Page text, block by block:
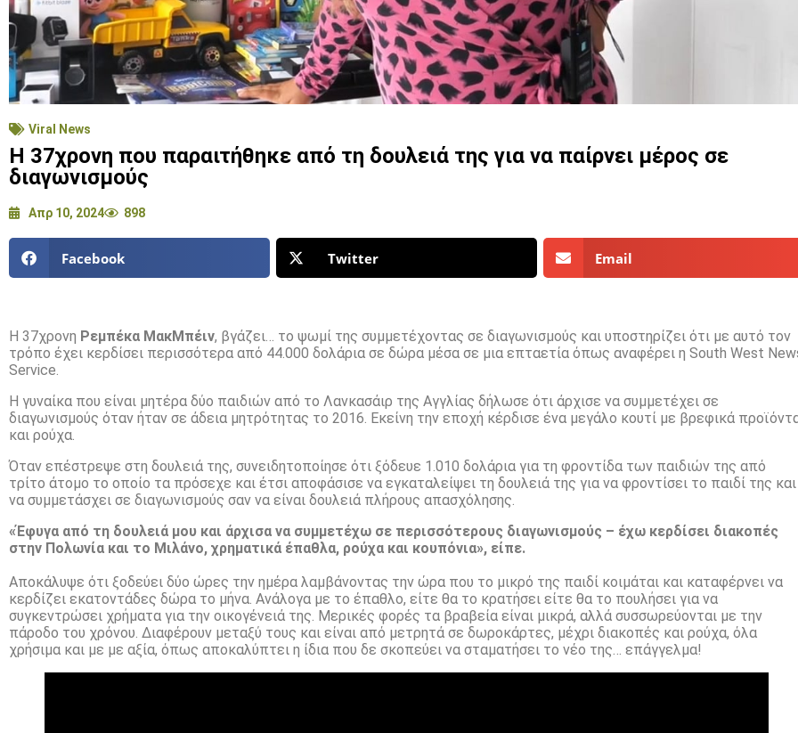
Viral News
Η 37χρονη που παραιτήθηκε από τη δουλειά της για να παίρνει μέρος σε
διαγωνισμούς
Απρ 10, 2024 898
Facebook Twitter Email
Η 37χρονη Ρεμπέκα ΜακΜπέιν, βγάζει… το ψωμί της συμμετέχοντας σε διαγωνισμούς και υποστηρίζει ότι με αυτό τον
τρόπο έχει κερδίσει περισσότερα από 44.000 δολάρια σε δώρα μέσα σε μια επταετία όπως αναφέρει η South West
Service.
Η γυναίκα που είναι μητέρα δύο παιδιών από το Λανκασάιρ της Αγγλίας δήλωσε ότι άρχισε να συμμετέχει σε
διαγωνισμούς όταν ήταν σε άδεια μητρότητας το 2016. Εκείνη την εποχή κέρδισε ένα μεγάλο κουτί με βρεφικά
και ρούχα.
Όταν επέστρεψε στη δουλειά της, συνειδητοποίησε ότι ξόδευε 1.010 δολάρια για τη φροντίδα των παιδιών της από
τρίτο άτομο το οποίο τα πρόσεχε και έτσι αποφάσισε να εγκαταλείψει τη δουλειά της για να φροντίσει το παιδί της και
να συμμετάσχει σε διαγωνισμούς σαν να είναι δουλειά πλήρους απασχόλησης.
«Έφυγα από τη δουλειά μου και άρχισα να συμμετέχω σε περισσότερους διαγωνισμούς – έχω κερδίσει διακοπές
στην Πολωνία και το Μιλάνο, χρηματικά έπαθλα, ρούχα και κουπόνια», είπε.
Αποκάλυψε ότι ξοδεύει δύο ώρες την ημέρα λαμβάνοντας την ώρα που το μικρό της παιδί κοιμάται και καταφέρνει να
κερδίζει εκατοντάδες δώρα το μήνα. Ανάλογα με το έπαθλο, είτε θα το κρατήσει είτε θα το πουλήσει για να
συγκεντρώσει χρήματα για την οικογένειά της. Μερικές φορές τα βραβεία είναι μικρά, αλλά συσσωρεύονται με την
πάροδο του χρόνου. Διαφέρουν μεταξύ τους και είναι από μετρητά σε δωροκάρτες, μέχρι διακοπές και ρούχα, όλα
χρήσιμα και με με αξία, όπως αποκαλύπτει η ίδια που δε σκοπεύει να σταματήσει το νέο της… επάγγελμα!